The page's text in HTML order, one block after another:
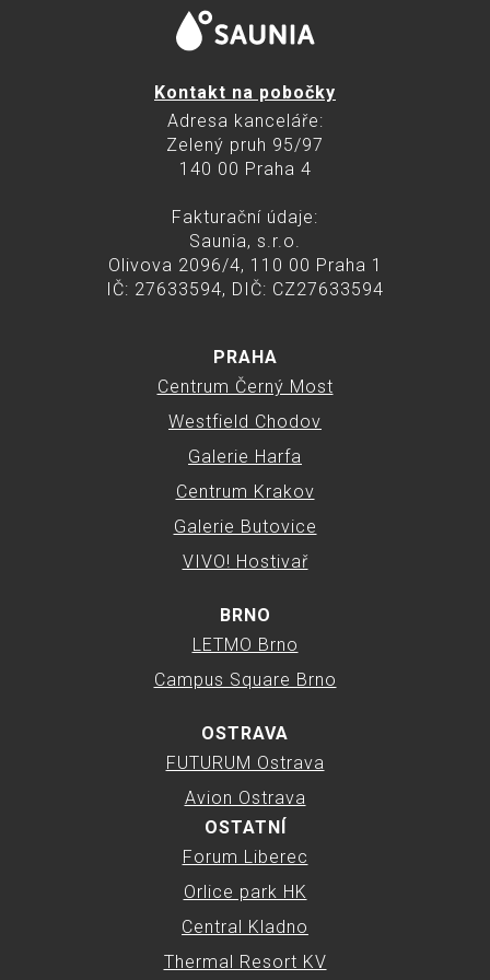
Kontakt na pobočky
Adresa kanceláře:
Zelený pruh 95/97
140 00 Praha 4
Fakturační údaje:
Saunia, s.r.o.
Olivova 2096/4, 110 00 Praha 1
IČ: 27633594, DIČ: CZ27633594
PRAHA
Centrum Černý Most
Westfield Chodov
Galerie Harfa
Centrum Krakov
Galerie Butovice
VIVO! Hostivař
BRNO
LETMO Brno
Campus Square Brno
OSTRAVA
FUTURUM Ostrava
Avion Ostrava
OSTATNÍ
Forum Liberec
Orlice park HK
Central Kladno
Thermal Resort KV